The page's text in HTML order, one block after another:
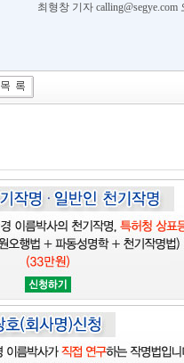
최형창 기자